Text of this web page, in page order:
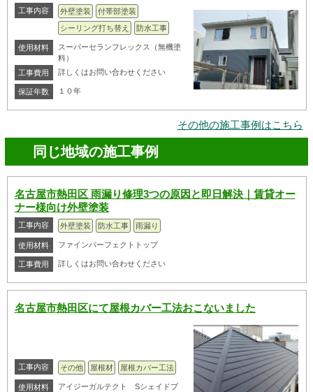
工事内容 外壁塗装
付帯部塗装
シーリング打ち替え
防水工事
使用材料
スーパーセランフレックス（無機塗
料）
工事費用
詳しくはお問い合わせください
保証年数 １０年
その他の施工事例はこちら
同じ地域の施工事例
名古屋市熱田区 雨漏り修理3つの原因と即日解決｜賃貸オー
ナー様向け外壁塗装
工事内容 外壁塗装 防水工事 雨漏り
使用材料 ファインパーフェクトトップ
工事費用 詳しくはお問い合わせください
名古屋市熱田区にて屋根カバー工法おこないました
工事内容 その他 屋根材 屋根カバー工法
使用材料
アイジーガルテクト Sシェイドブ